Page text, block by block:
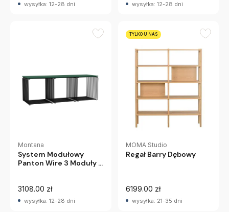
wysyłka: 12-28 dni wysyłka: 12-28 dni
Montana
System Modułowy
Panton Wire 3 Moduły Z
3108.00 zł
wysyłka: 12-28 dni
TYLKO U NAS
MOMA Studio
Regał Barry Dębowy
6199.00 zł
wysyłka: 21-35 dni